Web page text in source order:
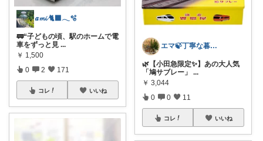
𝒂𝓶𝓲 🐈‍⬛𓂃🫧‪
🚃“子どもの頃、駅のホームで電
車をずっと見 ...
￥ 1,500
0 2 171
コレ いいね
エマ🍃丁寧な暮らし出会いに感謝🙏
🌿【小田急限定✨】あの大人気
「鳩サブレー」
...
￥ 3,044
0 0 11
コレ いいね